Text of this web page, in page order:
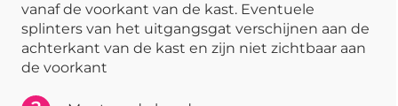
vanaf de voorkant van de kast. Eventuele
splinters van het uitgangsgat verschijnen aan de
achterkant van de kast en zijn niet zichtbaar aan
de voorkant